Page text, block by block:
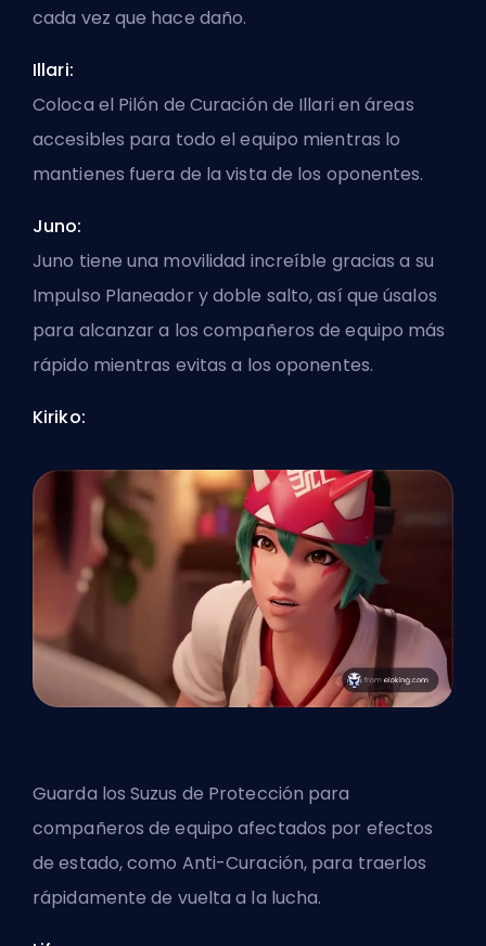
cada vez que hace daño.
Illari:
Coloca el Pilón de Curación de Illari en áreas
accesibles para todo el equipo mientras lo
mantienes fuera de la vista de los oponentes.
Juno:
Juno tiene una movilidad increíble gracias a su
Impulso Planeador y doble salto, así que úsalos
para alcanzar a los compañeros de equipo más
rápido mientras evitas a los oponentes.
Kiriko:
Guarda los Suzus de Protección para
compañeros de equipo afectados por efectos
de estado, como Anti-Curación, para traerlos
rápidamente de vuelta a la lucha.